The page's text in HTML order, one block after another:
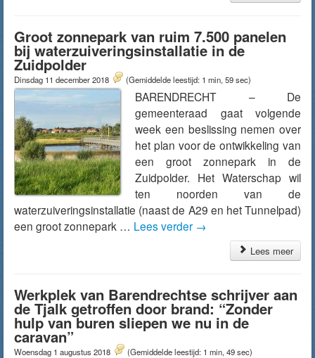
Groot zonnepark van ruim 7.500 panelen
bij waterzuiveringsinstallatie in de
Zuidpolder
Dinsdag 11 december 2018 (Gemiddelde leestijd: 1 min, 59 sec)
BARENDRECHT – De
gemeenteraad gaat volgende
week een beslissing nemen over
het plan voor de ontwikkeling van
een groot zonnepark in de
Zuidpolder. Het Waterschap wil
ten noorden van de
waterzuiveringsinstallatie (naast de A29 en het Tunnelpad)
een groot zonnepark … Lees verder →
Lees meer
Werkplek van Barendrechtse schrijver aan
de Tjalk getroffen door brand: “Zonder
hulp van buren sliepen we nu in de
caravan”
Woensdag 1 augustus 2018 (Gemiddelde leestijd: 1 min, 49 sec)